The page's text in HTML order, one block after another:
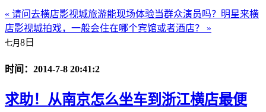
« 请问去横店影视城旅游能现场体验当群众演员吗？ 明星来横
店影视城拍戏，一般会住在哪个宾馆或者酒店？ »
七月 8日
时间：2014-7-8 20:41:2
求助！从南京怎么坐车到浙江横店最便